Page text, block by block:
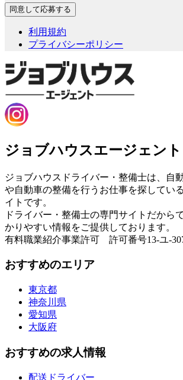
利用規約
プライバシーポリシー
ジョブハウスエージェント
ジョブハウスドライバー・整備士は、自
や自動車の整備を行うお仕事を探してい
イトです。
ドライバー・整備士の専門サイトだから
かりやすい情報をご提供しております。
有料職業紹介事業許可 許可番号13-ユ-
おすすめのエリア
東京都
神奈川県
愛知県
大阪府
おすすめの求人情報
配送ドライバー